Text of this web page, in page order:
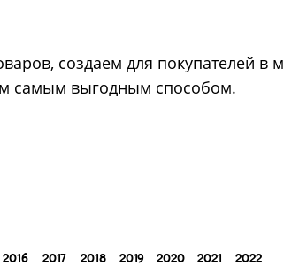
создаем для покупателей в
самым выгодным способом.
2016 2017 2018 2019 2020 2021 2022